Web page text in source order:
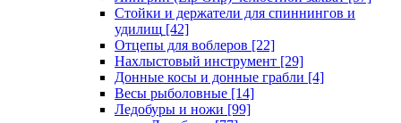
Стойки и держатели для спиннингов и
удилищ [42]
Отцепы для воблеров [22]
Нахлыстовый инструмент [29]
Донные косы и донные грабли [4]
Весы рыболовные [14]
Ледобуры и ножи [99]